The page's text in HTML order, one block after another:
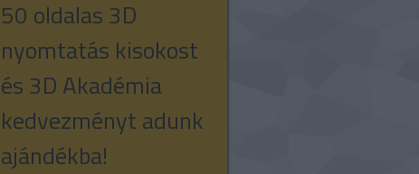
50 oldalas 3D
nyomtatás kisokost
és 3D Akadémia
kedvezményt adunk
ajándékba!